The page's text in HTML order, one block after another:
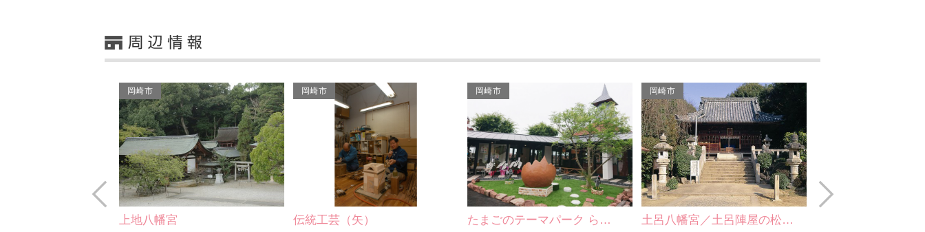
三河武士ゆかりの地（土
井氏一族発祥の地等）
糟目犬頭神社
法性寺
永野公園
岡崎市
伝統工芸（矢）
岡崎市
たまごのテーマパーク ら…
岡崎市
土呂八幡宮／土呂陣屋の松…
岡崎市
上地八幡宮
Prev